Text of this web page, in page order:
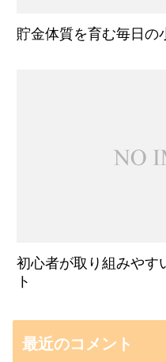
貯金体質を育む毎日の
初心者が取り組みやす
ト
最近のコメント